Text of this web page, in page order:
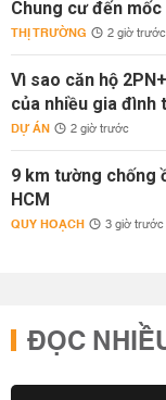
Chung cư đến
THỊ TRƯỜNG 2 giờ trước
Vì sao căn hộ
của nhiều gia đình
DỰ ÁN 2 giờ trước
9 km tường chống
HCM
QUY HOẠCH 3 giờ trước
ĐỌC